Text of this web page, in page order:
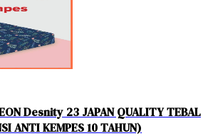
Desnity 23 JAPAN QUALITY TEBAL
ANTI KEMPES 10 TAHUN)